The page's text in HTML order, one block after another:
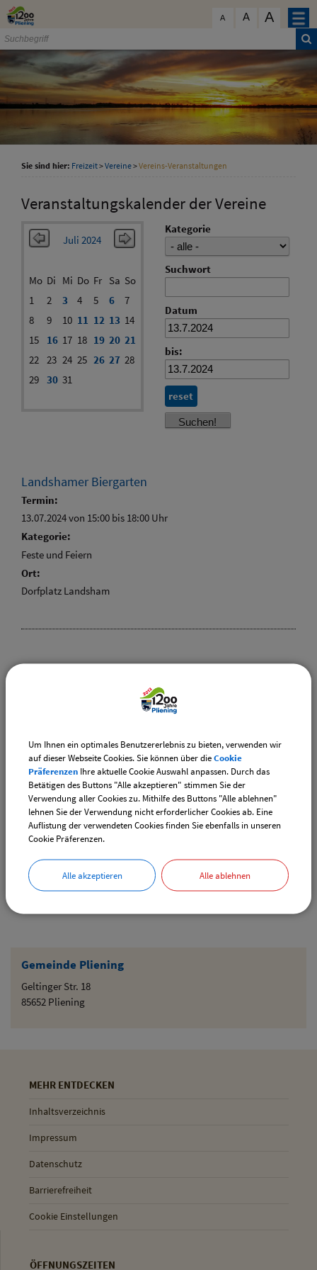
Zum Inhalt
A A A
Gemeinde Pliening
Geltinger Str. 18
85652 Pliening
Sie sind hier: Freizeit>Vereine>Vereins-Veranstaltungen
Veranstaltungskalender der Vereine
Juli 2024
Mo Di Mi Do Fr Sa So
1
2 3 4 5 6
7
8
9 10 11 12 13 14
15
16 17 18 19 20 21
22 23 24 25 26 27 28
29 30 31
Kategorie
Suchwort
Datum
bis:
reset
Landshamer Biergarten
Termin:
13.07.2024 von 15:00 bis 18:00 Uhr
Kategorie:
Feste und Feiern
Ort:
Dorfplatz Landsham
Vereinsangebote speziell für junge Leute
Downloads
Den gewählten Termin als VCS-Kalenderdatei
downloaden
Den gewählten Termin als iCal-Kalenderdatei
MEHR ENTDECKEN
Inhaltsverzeichnis
Impressum
Datenschutz
Barrierefreiheit
Cookie Einstellungen
ÖFFNUNGSZEITEN
Um Ihnen ein optimales Benutzererlebnis zu bieten, verwenden wir
auf dieser Webseite Cookies. Sie können über dieCookie
Präferenzen Ihre aktuelle Cookie Auswahl anpassen. Durch das
Betätigen des Buttons "Alle akzeptieren" stimmen Sie der
Verwendung aller Cookies zu. Mithilfe des Buttons "Alle ablehnen"
lehnen Sie der Verwendung nicht erforderlicher Cookies ab. Eine
Auflistung der verwendeten Cookies finden Sie ebenfalls in unseren
Cookie Präferenzen.
Alle akzeptieren Alle ablehnen
schließen